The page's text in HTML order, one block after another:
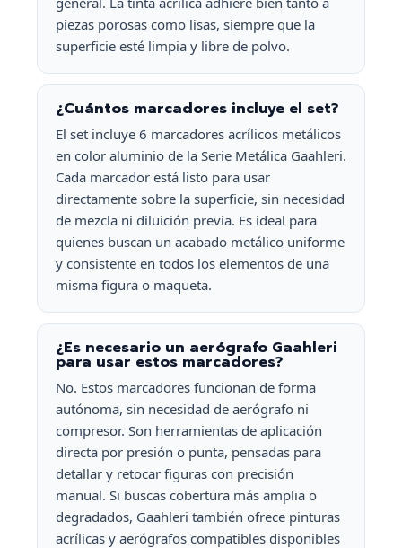
piezas porosas como lisas, siempre que la
superficie esté limpia y libre de polvo.
¿Cuántos marcadores incluye el set?
El set incluye 6 marcadores acrílicos metálicos
en color aluminio de la Serie Metálica Gaahleri.
Cada marcador está listo para usar
directamente sobre la superficie, sin necesidad
de mezcla ni diluición previa. Es ideal para
quienes buscan un acabado metálico uniforme
y consistente en todos los elementos de una
misma figura o maqueta.
¿Es necesario un aerógrafo Gaahleri
para usar estos marcadores?
No. Estos marcadores funcionan de forma
autónoma, sin necesidad de aerógrafo ni
compresor. Son herramientas de aplicación
directa por presión o punta, pensadas para
detallar y retocar figuras con precisión
manual. Si buscas cobertura más amplia o
degradados, Gaahleri también ofrece pinturas
acrílicas y aerógrafos compatibles disponibles